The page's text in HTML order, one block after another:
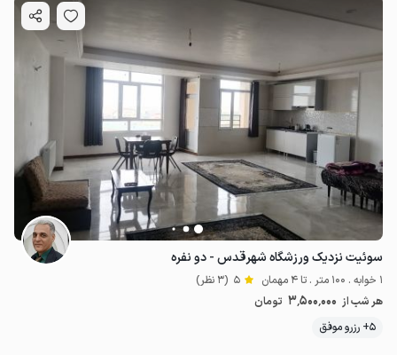
3.5میلیون ت 5
سوئیت نزدیک ورزشگاه شهرقدس - دو نفره
1 خوابه . 100 متر . تا 4 مهمان 5 (3 نظر)
هر شب از 3٬500٬000 تومان
5+ رزرو موفق